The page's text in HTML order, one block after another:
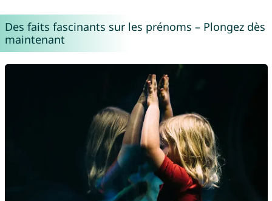
Des faits fascinants sur les prénoms – Plongez dès
maintenant